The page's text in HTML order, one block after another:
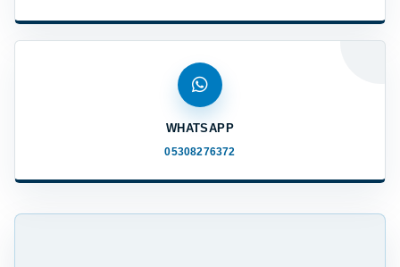
WHATSAPP
05308276372